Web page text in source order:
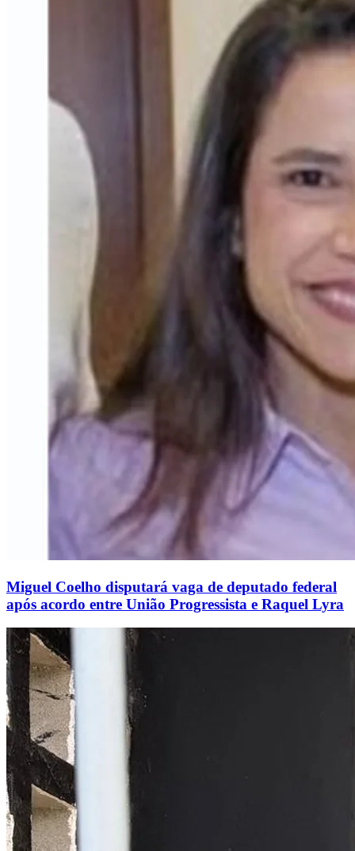
Miguel Coelho disputará vaga de deputado federal
após acordo entre União Progressista e Raquel Lyra